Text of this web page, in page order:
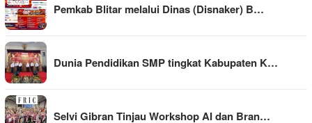
Pemkab Blitar melalui Dinas (Disnaker) B…
Dunia Pendidikan SMP tingkat Kabupaten K…
Selvi Gibran Tinjau Workshop AI dan Bran…